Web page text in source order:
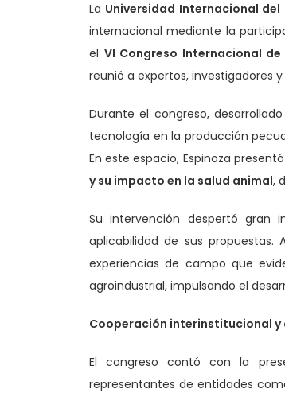
La Universidad Internacional del
internacional mediante la
el VI Congreso Internacional de
reunió a expertos, investigadores
Durante el congreso,
tecnología en la producción
En este espacio, Espinoza
y su impacto en la salud animal,
Su intervención despertó gran
aplicabilidad de sus
experiencias de campo que
agroindustrial, impulsando el
Cooperación interinstitucional
El congreso contó con la
representantes de entidades